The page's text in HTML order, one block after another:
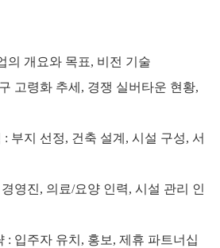
의 개요와 목표, 비전 기술
고령화 추세, 경쟁 실버타운 현황,
부지 선정, 건축 설계, 시설 구성, 서
영진, 의료/요양 인력, 시설 관리 인
: 입주자 유치, 홍보, 제휴 파트너십